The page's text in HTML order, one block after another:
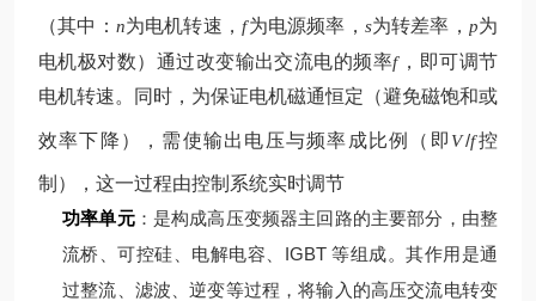
（其中： n为电机转速， f为电源频率， s为转差率， p为
电机极对数） 通过改变输出交流电的频率f，即可调节
电机转速。同时，为保证电机磁通恒定（避免磁饱和或
效率下降），需使输出电压与频率成比例（即 V /f控
制），这一过程由控制系统实时调节
功率单元：是构成高压变频器主回路的主要部分，由整
流桥、可控硅、电解电容、IGBT 等组成。其作用是通
过整流、滤波、逆变等过程，将输入的高压交流电转变